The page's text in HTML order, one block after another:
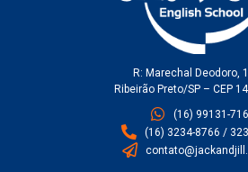
R: Marechal Deodoro,
Ribeirão Preto/SP – CEP
(16) 99131-
(16) 3234-8766 /